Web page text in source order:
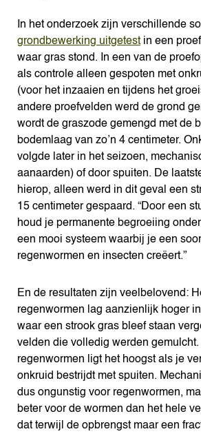
In het onderzoek zijn verschillende
grondbewerking uitgetestin een
waar gras stond. In een van de
als controle alleen gespoten met
(voor het inzaaien en tijdens het
andere proefvelden werd de grond
wordt de graszode gemengd met de
bodemlaag van zo’n 4 centimeter.
volgde later in het seizoen,
aanaarden) of door spuiten. De
hierop, alleen werd in dit geval een
15 centimeter gespaard. “Door een
houd je permanente begroeiing
een mooi systeem waarbij je een
regenwormen en insecten creëert.”
En de resultaten zijn veelbelovend:
regenwormen lag aanzienlijk hoger
waar een strook gras bleef staan
velden die volledig werden
regenwormen ligt het hoogst als je
onkruid bestrijdt met spuiten.
dus ongunstig voor regenwormen,
beter voor de wormen dan het hele
dat terwijl de opbrengst maar een